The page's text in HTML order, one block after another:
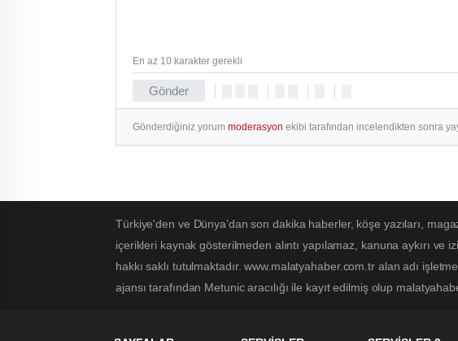
Gönder
En az 10 karakter gerekli
Gönderdiğiniz yorum moderasyon ekibi tarafından incelendikten sonra
Türkiye'den ve Dünya’dan son dakika haberler, köşe yazıları,
içerikleri kaynak gösterilmeden alıntı yapılamaz, kanuna aykırı
hakkı saklı tutulmaktadır. www.malatyahaber.com.tr alan adı
ajansı tarafından Metunic aracılığı ile kayıt edilmiş olup